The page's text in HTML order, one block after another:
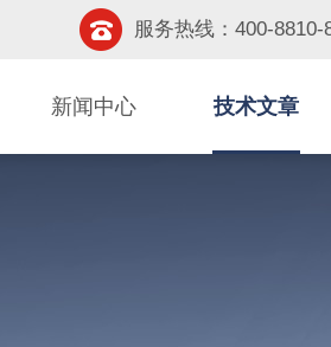
服务热线：400-8810-
新闻中心 技术文章